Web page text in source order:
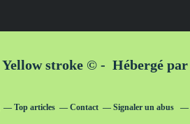
Yellow stroke © - Hébergé par
Top articles Contact Signaler un abus